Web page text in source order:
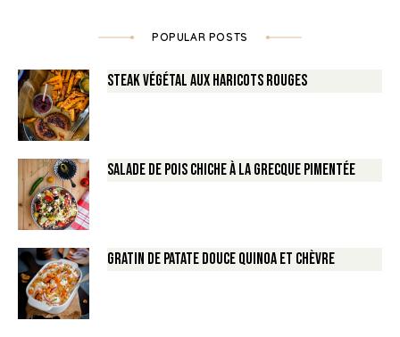
POPULAR POSTS
Steak végétal aux haricots rouges
Salade de Pois chiche à la Grecque pimentée
Gratin de Patate douce Quinoa et Chèvre